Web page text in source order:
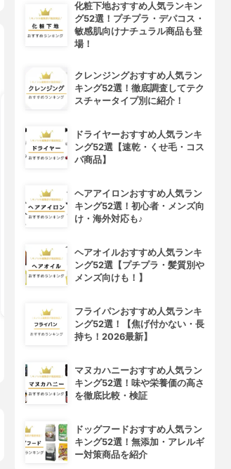
キラ★リズム
WV スキンアップファンデーシ
ョン
4.02
COVERMARK(
フローレス
化粧下地おすすめ人気ランキン
グ52選！プチプラ・デパコス・
敏感肌向けナチュラル商品も登
場！
クレンジングおすすめ人気ラン
キング52選！徹底調査してテク
スチャータイプ別に紹介！
ドライヤーおすすめ人気ランキ
ング52選【速乾・くせ毛・コス
パ商品】
ヘアアイロンおすすめ人気ラン
キング52選！初心者・メンズ向
け・海外対応も♪
ヘアオイルおすすめ人気ランキ
ング52選【プチプラ・髪質別や
メンズ向けも！】
フライパンおすすめ人気ランキ
ング52選！【焦げ付かない・長
持ち！2026最新】
マヌカハニーおすすめ人気ラン
キング52選！味や栄養価の高さ
を徹底比較・検証
ドッグフードおすすめ人気ラン
キング52選！無添加・アレルギ
ー対策商品を紹介